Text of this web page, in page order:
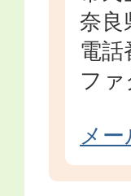
奈良
電話
ファ
メ